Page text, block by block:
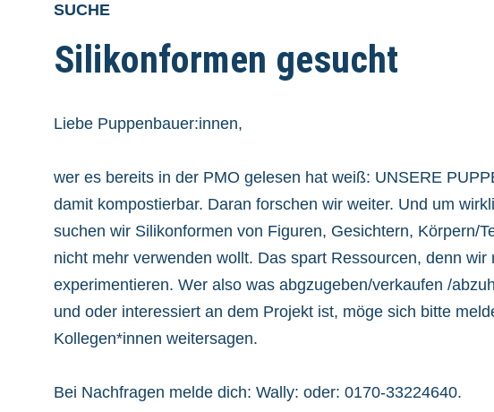
SUCHE
Silikonformen gesucht
Liebe Puppenbauer:innen,
wer es bereits in der PMO gelesen hat weiß: UNSERE
damit kompostierbar. Daran forschen wir weiter. Und um
suchen wir Silikonformen von Figuren, Gesichtern, Körpern/
nicht mehr verwenden wollt. Das spart Ressourcen, denn wir
experimentieren. Wer also was abgzugeben/verkaufen /
und oder interessiert an dem Projekt ist, möge sich bitte
Kollegen*innen weitersagen.
Bei Nachfragen melde dich: Wally: oder: 0170-33224640.